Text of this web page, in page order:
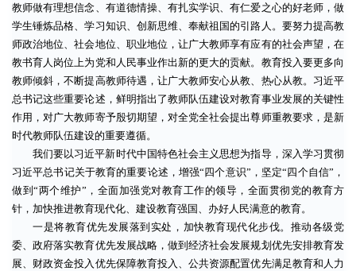
教师做有理想信念、有道德情操、有扎实学识、有仁爱之心的好老师，做
学生锤炼品格、学习知识、创新思维、奉献祖国的引路人。要努力提高教
师政治地位、社会地位、职业地位，让广大教师享有应有的社会声望，在
教书育人岗位上为党和人民事业作出新的更大的贡献。教育投入要更多向
教师倾斜，不断提高教师待遇，让广大教师安心从教、热心从教。习近平
总书记这些重要论述，鲜明指出了教师队伍建设对教育事业发展的关键性
作用，对广大教师寄予殷切期望，对全党全社会提出尊师重教要求，是新
时代教师队伍建设的重要遵循。
我们要以习近平新时代中国特色社会主义思想为指导，深入学习贯彻
习近平总书记关于教育的重要论述，增强“四个意识”，坚定“四个自信”，
做到“两个维护”，全面加强党对教育工作的领导，全面贯彻党的教育方
针，加快推进教育现代化、建设教育强国、办好人民满意的教育。
一是将教育优先发展落到实处，加快教育现代化步伐。推动各级党
委、政府落实教育优先发展战略，做到经济社会发展规划优先安排教育发
展、财政资金投入优先保障教育投入、公共资源配置优先满足教育和人力